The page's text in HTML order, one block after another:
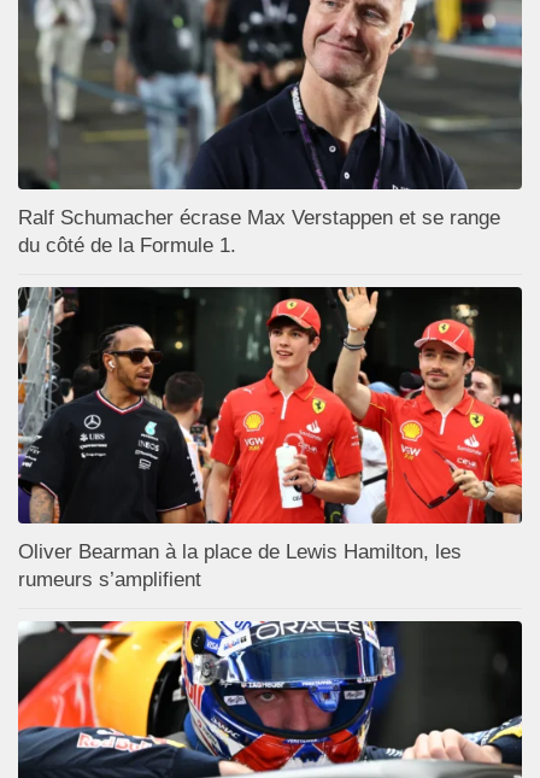
Ralf Schumacher écrase Max Verstappen et se range
du côté de la Formule 1.
Oliver Bearman à la place de Lewis Hamilton, les
rumeurs s’amplifient